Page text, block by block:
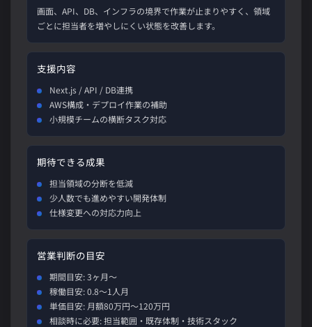
画面、API、DB、インフラの境界で作業が止まりやすく、領域
ごとに担当者を増やしにくい状態を改善します。
支援内容
Next.js / API / DB連携
AWS構成・デプロイ作業の補助
小規模チームの横断タスク対応
期待できる成果
担当領域の分断を低減
少人数でも進めやすい開発体制
仕様変更への対応力向上
営業判断の目安
期間目安: 3ヶ月〜
稼働目安: 0.8〜1人月
単価目安: 月額80万円〜120万円
相談時に必要: 担当範囲・既存体制・技術スタック